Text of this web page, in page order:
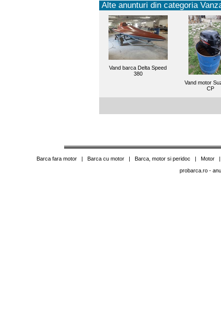
Alte anunturi din categoria
Vand barca Delta Speed
380
Vand motor
CP
Barca fara motor| Barca cu motor| Barca, motor si peridoc | Motor
probarca.ro-